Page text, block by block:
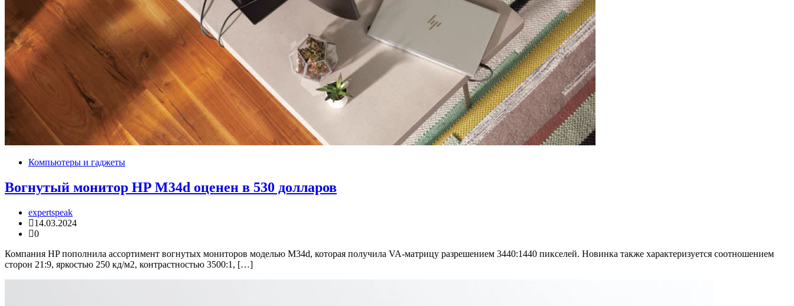
Компьютеры и гаджеты
Вогнутый монитор HP M34d оценен в 530 долларов
expertspeak
14.03.2024
0
Компания HP пополнила ассортимент вогнутых мониторов моделью M34d, которая получила VA-матрицу разрешением 3440:1440 пикселей. Новинка также характеризуется соотношением
сторон 21:9, яркостью 250 кд/м2, контрастностью 3500:1, […]